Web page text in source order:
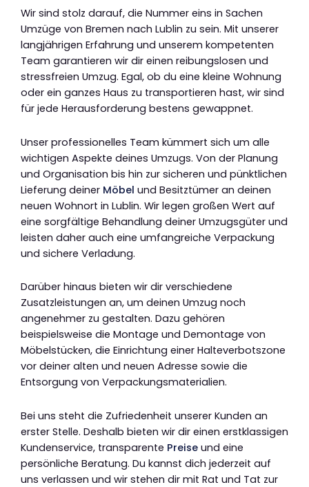
Wir sind stolz darauf, die Nummer eins in Sachen
Umzüge von Bremen nach Lublin zu sein. Mit unserer
langjährigen Erfahrung und unserem kompetenten
Team garantieren wir dir einen reibungslosen und
stressfreien Umzug. Egal, ob du eine kleine Wohnung
oder ein ganzes Haus zu transportieren hast, wir sind
für jede Herausforderung bestens gewappnet.
Unser professionelles Team kümmert sich um alle
wichtigen Aspekte deines Umzugs. Von der Planung
und Organisation bis hin zur sicheren und pünktlichen
Lieferung deiner Möbel und Besitztümer an deinen
neuen Wohnort in Lublin. Wir legen großen Wert auf
eine sorgfältige Behandlung deiner Umzugsgüter und
leisten daher auch eine umfangreiche Verpackung
und sichere Verladung.
Darüber hinaus bieten wir dir verschiedene
Zusatzleistungen an, um deinen Umzug noch
angenehmer zu gestalten. Dazu gehören
beispielsweise die Montage und Demontage von
Möbelstücken, die Einrichtung einer Halteverbotszone
vor deiner alten und neuen Adresse sowie die
Entsorgung von Verpackungsmaterialien.
Bei uns steht die Zufriedenheit unserer Kunden an
erster Stelle. Deshalb bieten wir dir einen erstklassigen
Kundenservice, transparente Preise und eine
persönliche Beratung. Du kannst dich jederzeit auf
uns verlassen und wir stehen dir mit Rat und Tat zur